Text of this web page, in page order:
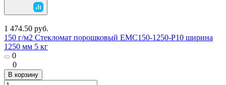
1 474.50 руб.
150 г/м2 Стекломат порошковый EMC150-1250-P10 ширина
1250 мм 5 кг
0
0
В корзину